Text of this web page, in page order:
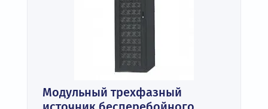
Модульный трехфазный